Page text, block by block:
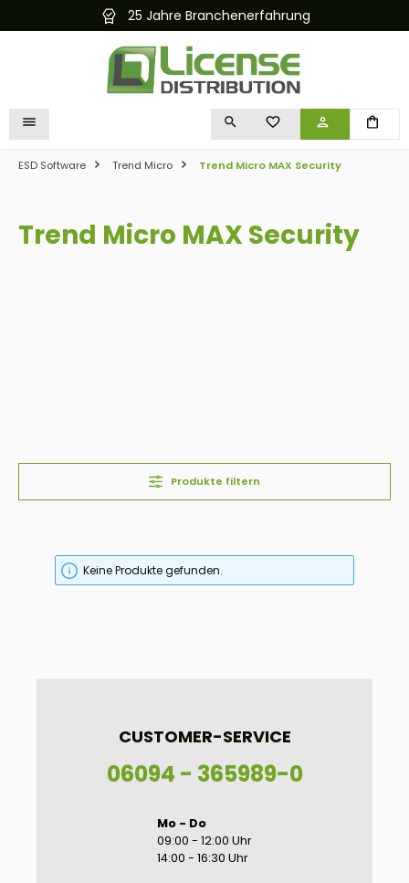
springen 25 Jahre Branchenerfahrung
DU HAST 0 PRODUKTE
ESD Software Trend Micro Trend Micro MAX Security
Trend Micro MAX Security
Produkte filtern
CUSTOMER-SERVICE
06094 - 365989-0
Mo - Do
09:00 - 12:00 Uhr
14:00 - 16:30 Uhr
Keine Produkte gefunden.